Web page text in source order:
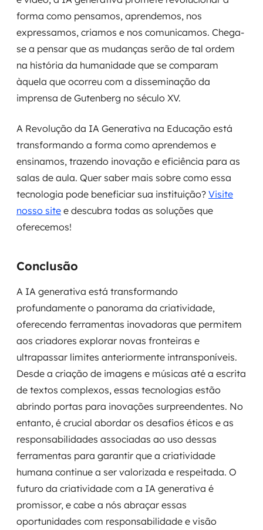
forma como pensamos, aprendemos, nos
expressamos, criamos e nos comunicamos. Chega-
se a pensar que as mudanças serão de tal ordem
na história da humanidade que se comparam
àquela que ocorreu com a disseminação da
imprensa de Gutenberg no século XV.
A Revolução da IA Generativa na Educação está
transformando a forma como aprendemos e
ensinamos, trazendo inovação e eficiência para as
salas de aula. Quer saber mais sobre como essa
tecnologia pode beneficiar sua instituição? Visite
nosso site e descubra todas as soluções que
oferecemos!
Conclusão
A IA generativa está transformando
profundamente o panorama da criatividade,
oferecendo ferramentas inovadoras que permitem
aos criadores explorar novas fronteiras e
ultrapassar limites anteriormente intransponíveis.
Desde a criação de imagens e músicas até a escrita
de textos complexos, essas tecnologias estão
abrindo portas para inovações surpreendentes. No
entanto, é crucial abordar os desafios éticos e as
responsabilidades associadas ao uso dessas
ferramentas para garantir que a criatividade
humana continue a ser valorizada e respeitada. O
futuro da criatividade com a IA generativa é
promissor, e cabe a nós abraçar essas
oportunidades com responsabilidade e visão